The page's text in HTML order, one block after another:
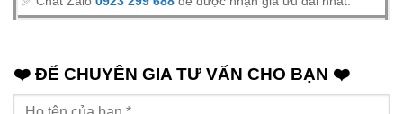
❤️ ĐỂ CHUYÊN GIA TƯ VẤN CHO BẠN ❤️